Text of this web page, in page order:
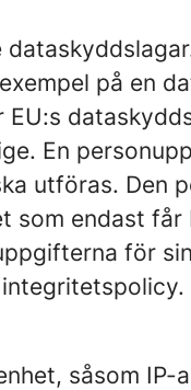
på en
En
utföras. Den
som endast
för
såsom